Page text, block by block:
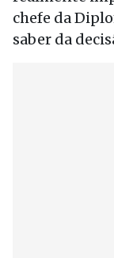
chefe da
saber da